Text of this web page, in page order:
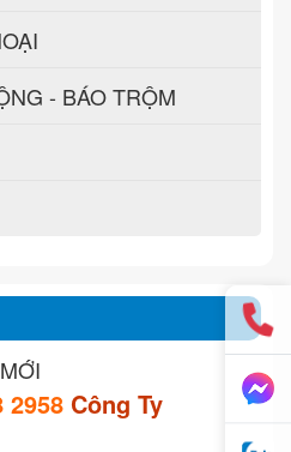
- BÁO TRỘM
2958 Công Ty